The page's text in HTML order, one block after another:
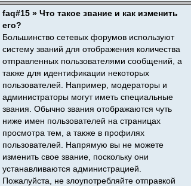
faq#15 » Что такое звание и как изменить
его?
Большинство сетевых форумов используют
систему званий для отображения количества
отправленных пользователями сообщений, а
также для идентификации некоторых
пользователей. Например, модераторы и
администраторы могут иметь специальные
звания. Обычно звания отображаются чуть
ниже имен пользователей на страницах
просмотра тем, а также в профилях
пользователей. Напрямую вы не можете
изменить свое звание, поскольку они
устанавливаются администрацией.
Пожалуйста, не злоупотребляйте отправкой